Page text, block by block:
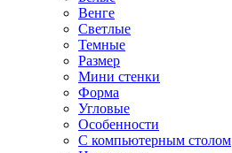
Венге
Светлые
Темные
Размер
Мини стенки
Форма
Угловые
Особенности
С компьютерным столом